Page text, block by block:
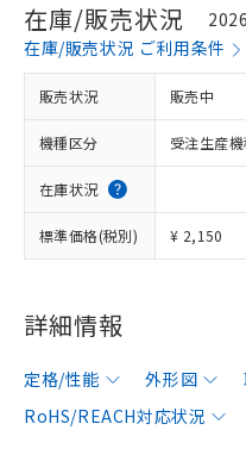
在庫/販売状況
在庫/販売状況 ご利用条件
販売状況 販売中
機種区分 受注生産機
在庫状況
標準価格(税別) ¥ 2,150
詳細情報
定格/性能 外形図
RoHS/REACH対応状況